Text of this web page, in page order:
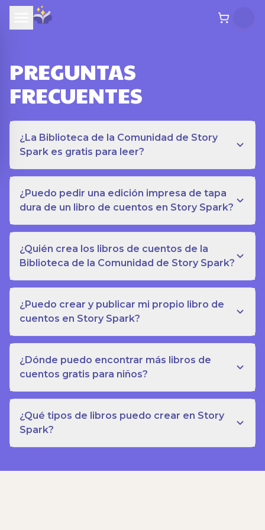
PREGUNTAS
FRECUENTES
¿La Biblioteca de la Comunidad de Story
Spark es gratis para leer?
¿Puedo pedir una edición impresa de tapa
dura de un libro de cuentos en Story Spark?
¿Quién crea los libros de cuentos de la
Biblioteca de la Comunidad de Story Spark?
¿Puedo crear y publicar mi propio libro de
cuentos en Story Spark?
¿Dónde puedo encontrar más libros de
cuentos gratis para niños?
¿Qué tipos de libros puedo crear en Story
Spark?